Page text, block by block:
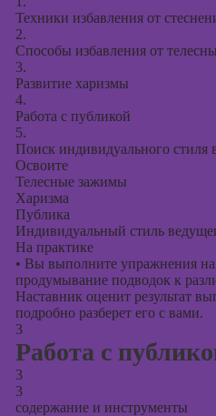
Техники избавления от
2.
Способы избавления от
3.
Развитие харизмы
4.
Работа с публикой
5.
Поиск индивидуального стиля
Освоите
Телесные зажимы
Харизма
Публика
Индивидуальный стиль
На практике
• Вы выполните упражнения
продумывание подводок к
Наставник оценит результат
подробно разберет его с вами.
3
Работа с
3
3
содержание и инструменты